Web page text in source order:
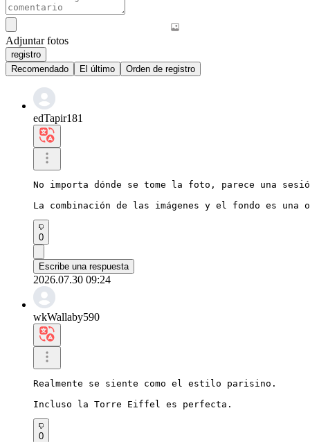
Adjuntar fotos
registro
Recomendado
El último Orden de registro
edTapir181
No importa dónde se tome la foto, parece una
La combinación de las imágenes y el fondo es una
0
Escribe una respuesta
2026.07.30 09:24
wkWallaby590
Realmente se siente como el estilo parisino.
Incluso la Torre Eiffel es perfecta.
0